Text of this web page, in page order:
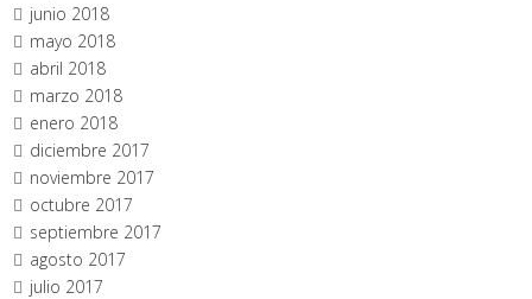
junio 2018
mayo 2018
abril 2018
marzo 2018
enero 2018
diciembre 2017
noviembre 2017
octubre 2017
septiembre 2017
agosto 2017
julio 2017